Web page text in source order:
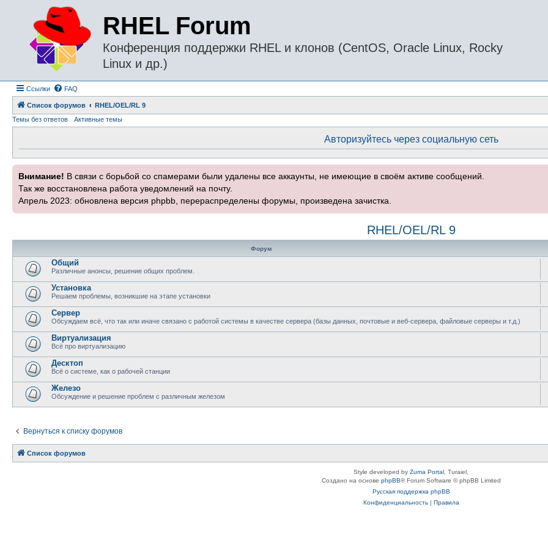
RHEL Forum
Конференция поддержки RHEL и клонов (CentOS, Oracle Linux, Rocky
Linux и др.)
Ссылки FAQ
Список форумов
RHEL/OEL/RL 9
Темы без ответов
Активные темы
Авторизуйтесь через социальную сеть
Внимание! В связи с борьбой со спамерами были удалены все аккаунты, не имеющие в своём активе сообщений.
Так же восстановлена работа уведомлений на почту.
Апрель 2023: обновлена версия phpbb, перераспределены форумы, произведена зачистка.
RHEL/OEL/RL 9
Форум
Общий
Различные анонсы, решение общих проблем.
Установка
Решаем проблемы, возникшие на этапе установки
Сервер
Обсуждаем всё, что так или иначе связано с работой системы в качестве сервера (базы данных, почтовые и веб-сервера, файловые серверы и т.д.)
Виртуализация
Всё про виртуализацию
Десктоп
Всё о системе, как о рабочей станции
Железо
Обсуждение и решение проблем с различным железом
Вернуться к списку форумов
Список форумов
Style developed by Zuma Portal , Turaiel,
Создано на основе phpBB® Forum Software © phpBB Limited
Русская поддержка phpBB
Конфиденциальность| Правила